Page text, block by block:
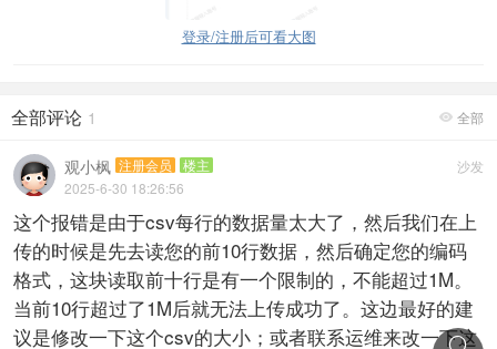
登录/注册后可看大图
 全部
全部评论 1
沙发
观小枫 注册会员
楼主
2025-6-30 18:26:56
这个报错是由于csv每行的数据量太大了，然后我们在上
传的时候是先去读您的前10行数据，然后确定您的编码
格式，这块读取前十行是有一个限制的，不能超过1M。
当前10行超过了1M后就无法上传成功了。这边最好的建
议是修改一下这个csv的大小；或者联系运维来改一下这